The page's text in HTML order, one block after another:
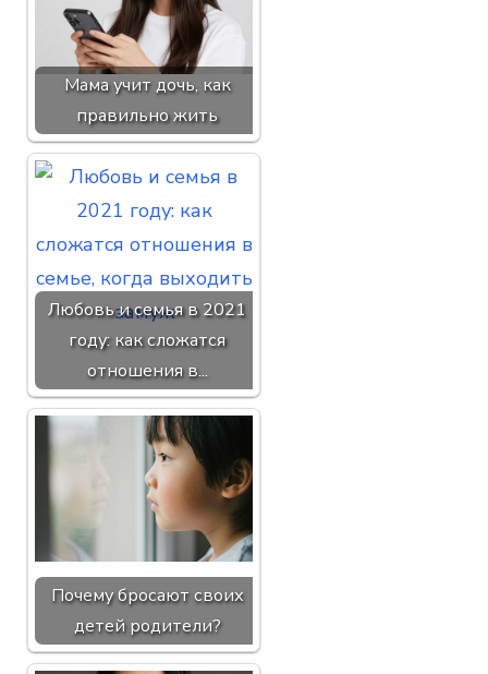
Мама учит дочь, как
правильно жить
Любовь и семья в 2021
году: как сложатся
отношения в...
Почему бросают своих
детей родители?